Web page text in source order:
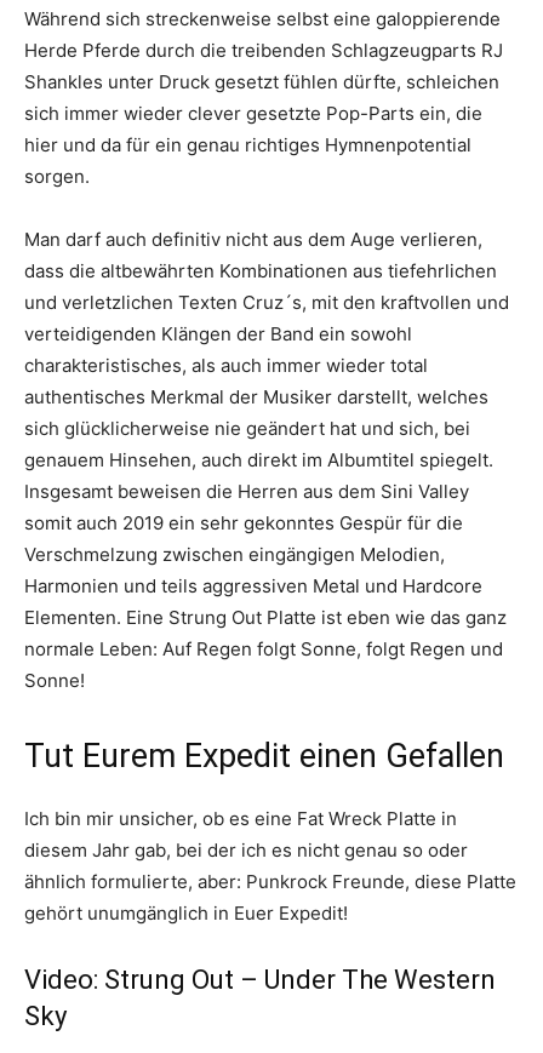
Während sich streckenweise selbst eine galoppierende
Herde Pferde durch die treibenden Schlagzeugparts RJ
Shankles unter Druck gesetzt fühlen dürfte, schleichen
sich immer wieder clever gesetzte Pop-Parts ein, die
hier und da für ein genau richtiges Hymnenpotential
sorgen.
Man darf auch definitiv nicht aus dem Auge verlieren,
dass die altbewährten Kombinationen aus tiefehrlichen
und verletzlichen Texten Cruz´s, mit den kraftvollen und
verteidigenden Klängen der Band ein sowohl
charakteristisches, als auch immer wieder total
authentisches Merkmal der Musiker darstellt, welches
sich glücklicherweise nie geändert hat und sich, bei
genauem Hinsehen, auch direkt im Albumtitel spiegelt.
Insgesamt beweisen die Herren aus dem Sini Valley
somit auch 2019 ein sehr gekonntes Gespür für die
Verschmelzung zwischen eingängigen Melodien,
Harmonien und teils aggressiven Metal und Hardcore
Elementen. Eine Strung Out Platte ist eben wie das ganz
normale Leben: Auf Regen folgt Sonne, folgt Regen und
Sonne!
Tut Eurem Expedit einen Gefallen
Ich bin mir unsicher, ob es eine Fat Wreck Platte in
diesem Jahr gab, bei der ich es nicht genau so oder
ähnlich formulierte, aber: Punkrock Freunde, diese Platte
gehört unumgänglich in Euer Expedit!
Video: Strung Out – Under The Western
Sky